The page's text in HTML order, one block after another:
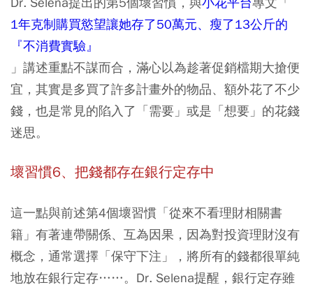
1年克制購買慾望讓她存了50萬元、瘦了13公斤的
『不消費實驗』
」講述重點不謀而合，滿心以為趁著促銷檔期大搶便
宜，其實是多買了許多計畫外的物品、額外花了不少
錢，也是常見的陷入了「需要」或是「想要」的花錢
迷思。
壞習慣6、把錢都存在銀行定存中
這一點與前述第4個壞習慣「從來不看理財相關書
籍」有著連帶關係、互為因果，因為對投資理財沒有
概念，通常選擇「保守下注」，將所有的錢都很單純
地放在銀行定存……。Dr. Selena提醒，銀行定存雖